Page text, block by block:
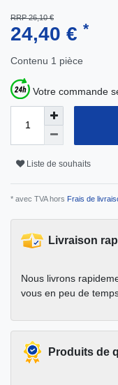
RRP 26,10 €
24,40 € *
Contenu 1 pièce
Votre commande
Liste de souhaits
* avec TVA hors Frais de
Livraison
Nous livrons
vous en peu de
Produits de